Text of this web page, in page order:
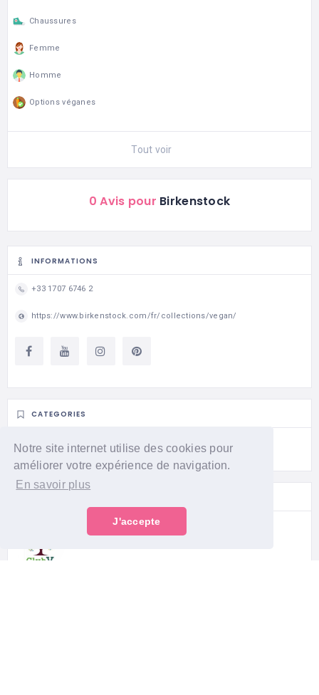
Notre site internet utilise des cookies pour
améliorer votre expérience de navigation.
En savoir plus
J'accepte
Chaussures
Femme
Homme
Options véganes
Tout voir
0 Avis pour Birkenstock
INFORMATIONS
+33 1707 6746 2
https://www.birkenstock.com/fr/collections/vegan/
CATEGORIES
Chaussures
Helene - Le club v